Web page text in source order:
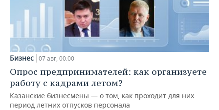
Бизнес 07 авг, 00:00
Опрос предпринимателей: как организуете
работу с кадрами летом?
Казанские бизнесмены — о том, как проходит для них
период летних отпусков персонала